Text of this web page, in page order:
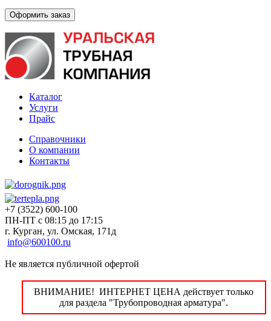
Каталог
Услуги
Прайс
Справочники
О компании
Контакты
+7 (3522) 600-100
ПН-ПТ с 08:15 до 17:15
г. Курган, ул. Омская, 171д
info@600100.ru
Не является публичной офертой
ВНИМАНИЕ! ИНТЕРНЕТ ЦЕНА действует только
для раздела "Трубопроводная арматура".